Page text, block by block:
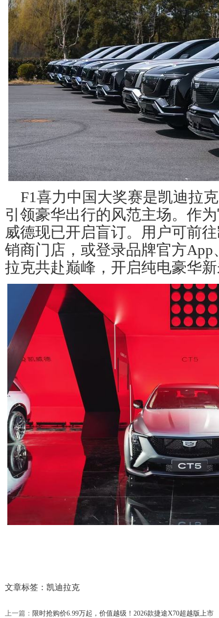
F1喜力中国大奖赛是凯迪拉
引领豪华出行的风范主场。作
威德现已开启盲订。用户可前
销商门店，或登录品牌官方
拉克共赴巅峰，开启纯电豪华
文章标签： 凯迪拉克
上一篇： 限时抢购价6.99万起，价值越级！2026款捷途X70超越版上市